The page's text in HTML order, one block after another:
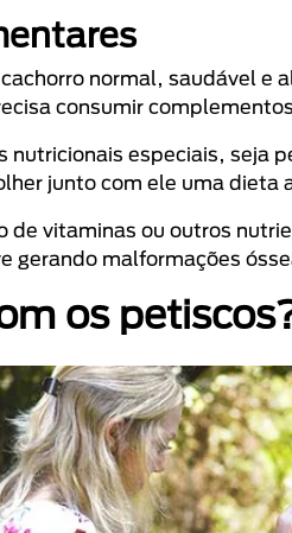
normal, saudável
consumir
nutricionais especiais, seja
junto com ele uma
de vitaminas ou outros
gerando malformações
os